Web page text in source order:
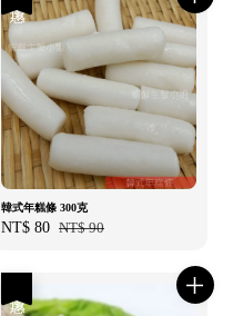
韓式年糕條 300克
Sale
NT$ 80 Regular
NT$ 90